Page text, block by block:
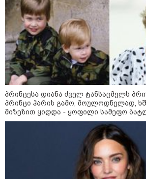
22:45 / 07-08-
14 წლის
პაპა და
სკოლაში
დეტალები
ბანგკოკში
13:24 / 07-08-
ევროპაში
მკვეთრად
ქვეყნებშია
ძვირი და
09:05 / 07-08-2026
პრინცესა დიანა ძველ ტანსაცმელს
პრინცი ჰარის გამო, მოულოდნელად,
მიზეზით ყიდდა - ყოფილი სამეფო
საკუთარ წიგნში საუბრობს